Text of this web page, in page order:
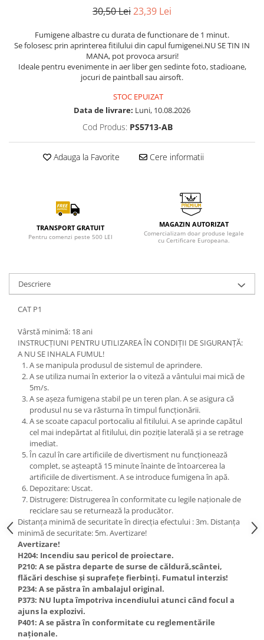
30,50 Lei23,39 Lei
Fumigene albastre cu durata de functionare de 1 minut.
Se folosesc prin aprinterea fitilului din capul fumigenei.NU SE TIN IN
MANA, pot provoca arsuri!
Ideale pentru evenimente in aer liber gen sedinte foto, stadioane,
jocuri de paintball sau airsoft.
STOC EPUIZAT
Data de livrare: Luni, 10.08.2026
Cod Produs: PS5713-AB
Adauga la Favorite Cere informatii
TRANSPORT GRATUIT
Pentru comenzi peste 500 LEI
MAGAZIN AUTORIZAT
Comercializam doar produse legale
cu Certificare Europeana.
Descriere
CAT P1
Vârstă minimă: 18 ani
INSTRUCȚIUNI PENTRU UTILIZAREA ÎN CONDIȚII DE SIGURANȚĂ:
A NU SE INHALA FUMUL!
A se manipula produsul de sistemul de aprindere.
A se utiliza numai în exterior la o viteză a vântului mai mică de
5m/s.
A se așeza fumigena stabil pe un teren plan. A se asigura că
produsul nu se va răsturna în timpul funcționării.
A se scoate capacul portocaliu al fitilului. A se aprinde capătul
cel mai indepărtat al fitilului, din poziție laterală și a se retrage
imediat.
În cazul în care artificiile de divertisment nu funcționează
complet, se așteaptă 15 minute înainte de întoarcerea la
artificiile de divertisment. A se introduce fumigena în apă.
Depozitare: Uscat.
Distrugere: Distrugerea în conformitate cu legile naționale de
reciclare sau se returnează la producător.
Distanța minimă de securitate în direcția efectului : 3m. Distanța
minimă de securitate: 5m. Avertizare!
Avertizare!
H204: Incendiu sau pericol de proiectare.
P210: A se păstra departe de surse de căldură,scântei,
flăcări deschise și suprafețe fierbinți. Fumatul interzis!
P234: A se păstra în ambalajul original.
P373: NU lupta împotriva incendiului atunci când focul a
ajuns la explozivi.
P401: A se păstra în conformitate cu reglementările
naționale.